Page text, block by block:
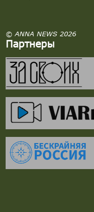
© ANNA NEWS 2026
Партнеры